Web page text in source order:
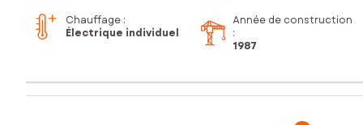
Chauffage :
Électrique individuel
Année de construction
:
1987